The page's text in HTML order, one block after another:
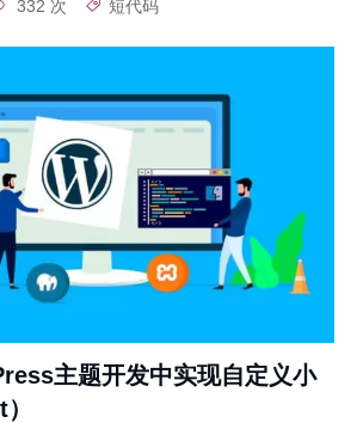
332 次 短代码
主题开发中实现自定义小